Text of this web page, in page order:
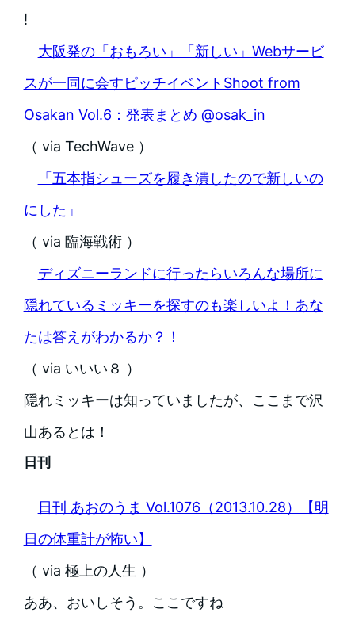
!
大阪発の「おもろい」「新しい」Webサービ
スが一同に会すピッチイベントShoot from
Osakan Vol.6：発表まとめ @osak_in
（ via TechWave ）
「五本指シューズを履き潰したので新しいの
にした」
（ via 臨海戦術 ）
ディズニーランドに行ったらいろんな場所に
隠れているミッキーを探すのも楽しいよ！あな
たは答えがわかるか？！
（ via いいい８ ）
隠れミッキーは知っていましたが、ここまで沢
山あるとは！
日刊
日刊 あおのうま Vol.1076（2013.10.28）【明
日の体重計が怖い】
（ via 極上の人生 ）
ああ、おいしそう。ここですね